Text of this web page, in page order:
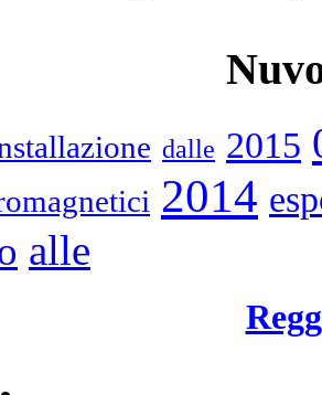
dalle 2015
2014
alle